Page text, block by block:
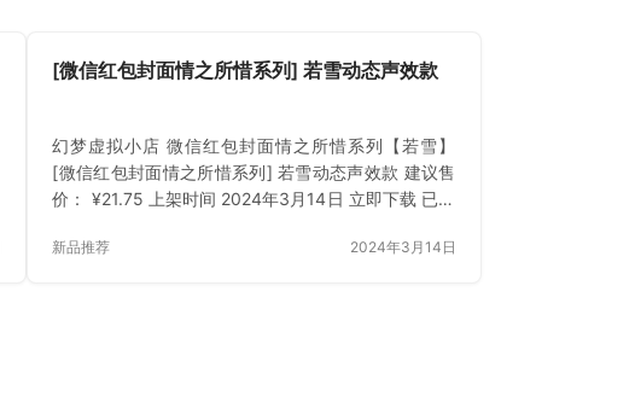
[微信红包封面情之所惜系列] 若雪动态声效款
幻梦虚拟小店 微信红包封面情之所惜系列【若雪】
[微信红包封面情之所惜系列] 若雪动态声效款 建议售
价： ¥21.75 上架时间 2024年3月14日 立即下载 已付
新品推荐 2024年3月14日